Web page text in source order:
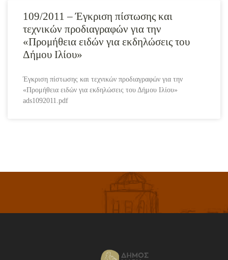
109/2011 – Έγκριση πίστωσης και
τεχνικών προδιαγραφών για την
«Προμήθεια ειδών για εκδηλώσεις του
Δήμου Ιλίου»
Έγκριση πίστωσης και τεχνικών προδιαγραφών για την
«Προμήθεια ειδών για εκδηλώσεις του Δήμου Ιλίου»
ads1092011.pdf